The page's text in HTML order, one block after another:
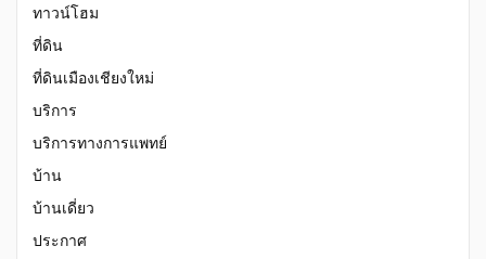
ทาวน์โฮม
ที่ดิน
ที่ดินเมืองเชียงใหม่
บริการ
บริการทางการแพทย์
บ้าน
บ้านเดี่ยว
ประกาศ